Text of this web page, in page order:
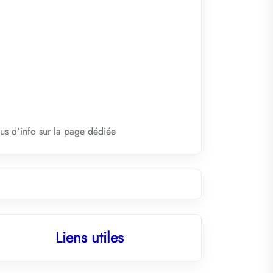
d'info sur la page dédiée
Liens utiles